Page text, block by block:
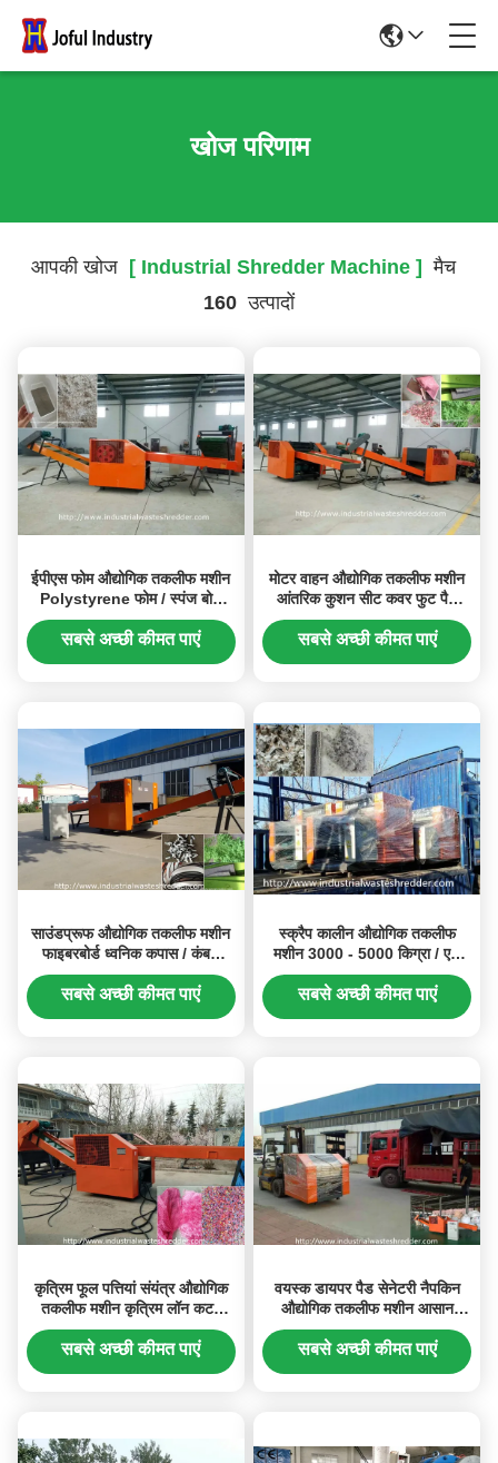
खोज परिणाम
आपकी खोज [ Industrial Shredder Machine ] मैच
160 उत्पादों
ईपीएस फोम औद्योगिक तकलीफ मशीन
Polystyrene फोम / स्पंज बोर्ड
कोल्हू
सबसे अच्छी कीमत पाएं
मोटर वाहन औद्योगिक तकलीफ मशीन
आंतरिक कुशन सीट कवर फुट पैड
अपशिष्ट पुनर्चक्रण
सबसे अच्छी कीमत पाएं
साउंडप्रूफ औद्योगिक तकलीफ मशीन
फाइबरबोर्ड ध्वनिक कपास / कंबल
कटर
सबसे अच्छी कीमत पाएं
स्क्रैप कालीन औद्योगिक तकलीफ
मशीन 3000 - 5000 किग्रा / एच
एडजस्टेबल कटिंग साइज
सबसे अच्छी कीमत पाएं
कृत्रिम फूल पत्तियां संयंत्र औद्योगिक
तकलीफ मशीन कृत्रिम लॉन कटर
आसान काम करते हैं
सबसे अच्छी कीमत पाएं
वयस्क डायपर पैड सेनेटरी नैपकिन
औद्योगिक तकलीफ मशीन आसान
स्थापित संचालन
सबसे अच्छी कीमत पाएं